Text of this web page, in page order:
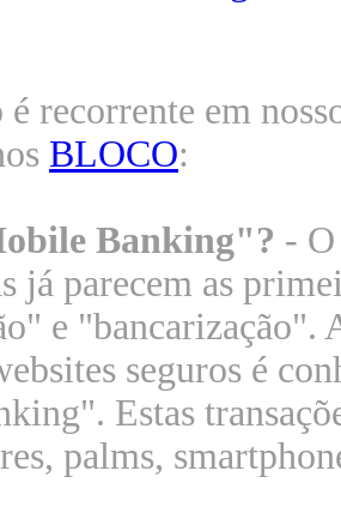
é recorrente em
BLOCO:
Banking"? -
já parecem as
e "bancarização".
seguros é
Estas
palms,